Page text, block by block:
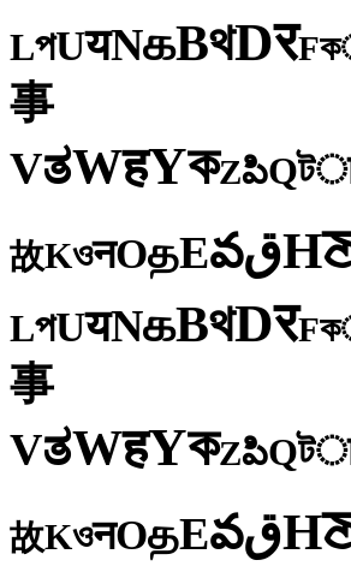
LপUयNகBথDरF
事
VತWहYকZపిQ
故KওनOதEవقH
LপUयNகBথDरF
事
VತWहYকZపిQ
故KওनOதEవقH